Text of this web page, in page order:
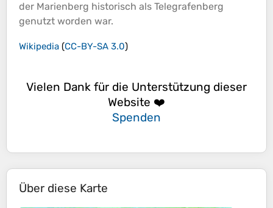
der Marienberg historisch als Telegrafenberg
genutzt worden war.
Wikipedia (CC-BY-SA 3.0)
Vielen Dank für die Unterstützung dieser
Website ❤️
Spenden
Über diese Karte